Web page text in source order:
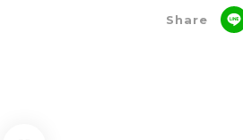
Share